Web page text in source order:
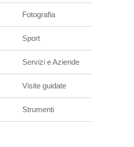
Fotografia
Sport
Servizi e Aziende
Visite guidate
Strumenti